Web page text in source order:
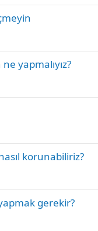
yapmalıyız?
korunabiliriz?
gerekir?